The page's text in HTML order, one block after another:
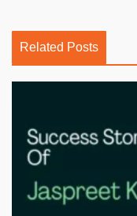
Related Posts